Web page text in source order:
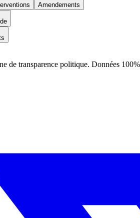
Amendements
de transparence politique. Données